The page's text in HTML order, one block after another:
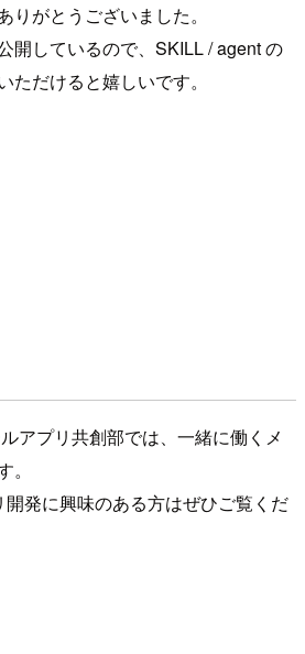
がとうございました。
開しているので、SKILL / agent の
だけると嬉しいです。
アプリ共創部では、一緒に働くメ
発に興味のある方はぜひご覧くだ